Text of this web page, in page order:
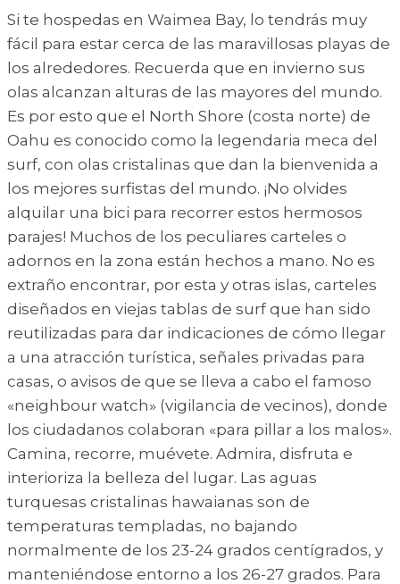
Si te hospedas en Waimea Bay, lo tendrás muy
fácil para estar cerca de las maravillosas playas de
los alrededores. Recuerda que en invierno sus
olas alcanzan alturas de las mayores del mundo.
Es por esto que el North Shore (costa norte) de
Oahu es conocido como la legendaria meca del
surf, con olas cristalinas que dan la bienvenida a
los mejores surfistas del mundo. ¡No olvides
alquilar una bici para recorrer estos hermosos
parajes! Muchos de los peculiares carteles o
adornos en la zona están hechos a mano. No es
extraño encontrar, por esta y otras islas, carteles
diseñados en viejas tablas de surf que han sido
reutilizadas para dar indicaciones de cómo llegar
a una atracción turística, señales privadas para
casas, o avisos de que se lleva a cabo el famoso
«neighbour watch» (vigilancia de vecinos), donde
los ciudadanos colaboran «para pillar a los malos».
Camina, recorre, muévete. Admira, disfruta e
interioriza la belleza del lugar. Las aguas
turquesas cristalinas hawaianas son de
temperaturas templadas, no bajando
normalmente de los 23-24 grados centígrados, y
manteniéndose entorno a los 26-27 grados. Para